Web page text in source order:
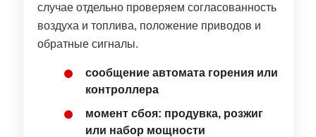
случае отдельно проверяем согласованность
воздуха и топлива, положение приводов и
обратные сигналы.
сообщение автомата горения или
контроллера
момент сбоя: продувка, розжиг
или набор мощности